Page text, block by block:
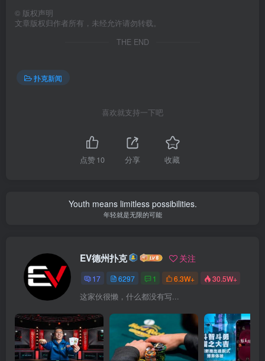
© 版权声明
文章版权归作者所有，未经允许请勿转载。
THE END
扑克新闻
喜欢就支持一下吧
点赞10 分享 收藏
Youth means limitless possibilities.
年轻就是无限的可能
EV德州扑克 关注
17 6297 1 6.3W+ 30.5W+
这家伙很懒，什么都没有写...